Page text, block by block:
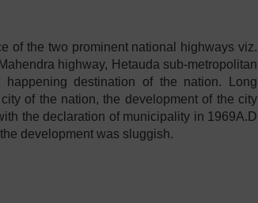
of the two prominent national highways viz.
highway, Hetauda sub-metropolitan
destination of the nation. Long
of the nation, the development of the city
the declaration of municipality in 1969A.D
development was sluggish.